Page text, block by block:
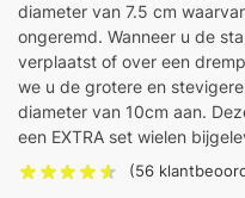
diameter van 7.5 cm
ongeremd. Wanneer u de
verplaatst of over een
we u de grotere en
diameter van 10cm aan.
een EXTRA set wielen
(56